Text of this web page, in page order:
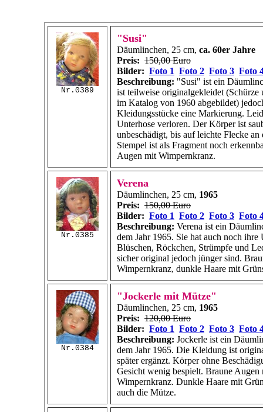
Nr.0389
"Susi"
Däumlinchen, 25 cm, ca. 60er Jahre
Preis: 150,00 Euro
Bilder: Foto 1 Foto 2 Foto 3 Foto
Beschreibung: "Susi" ist ein
ist teilweise originalgekleidet (Schürze
im Katalog von 1960 abgebildet)
Kleidungsstücke eine Markierung.
Unterhose verloren. Der Körper ist
unbeschädigt, bis auf leichte Flecke
Stempel ist als Fragment noch
Augen mit Wimpernkranz.
Nr.0385
Verena
Däumlinchen, 25 cm, 1965
Preis: 150,00 Euro
Bilder: Foto 1 Foto 2 Foto 3 Foto
Beschreibung: Verena ist ein
dem Jahr 1965. Sie hat auch noch ihre
Blüschen, Röckchen, Strümpfe und
sicher original jedoch jünger sind.
Wimpernkranz, dunkle Haare mit
Nr.0384
"Jockerle mit Mütze"
Däumlinchen, 25 cm, 1965
Preis: 120,00 Euro
Bilder: Foto 1 Foto 2 Foto 3 Foto
Beschreibung: Jockerle ist ein
dem Jahr 1965. Die Kleidung ist
später ergänzt. Körper ohne
Gesicht wenig bespielt. Braune Augen
Wimpernkranz. Dunkle Haare mit
auch die Mütze.